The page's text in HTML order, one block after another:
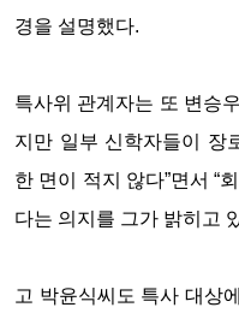
경을 설명했다.
특사위 관계자는 또 변승
지만 일부 신학자들이 장
한 면이 적지 않다”면서 “
다는 의지를 그가 밝히고
고 박윤식씨도 특사 대상